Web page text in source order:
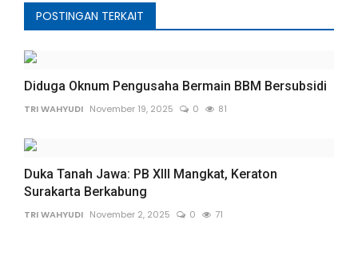
POSTINGAN TERKAIT
Diduga Oknum Pengusaha Bermain BBM Bersubsidi
TRI WAHYUDI November 19, 2025 0 81
Duka Tanah Jawa: PB XIII Mangkat, Keraton
Surakarta Berkabung
TRI WAHYUDI November 2, 2025 0 71